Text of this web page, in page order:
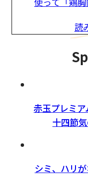
読
赤玉プレミ
十四節
シミ、ハリ